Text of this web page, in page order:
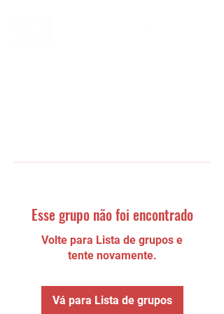
Esse grupo não foi encontrado
Volte para Lista de grupos e
tente novamente.
Vá para Lista de grupos